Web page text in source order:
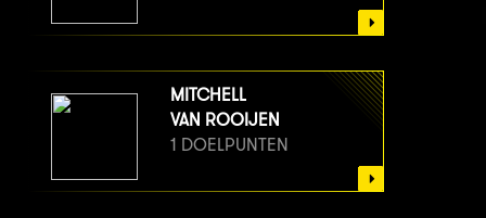
MITCHELL
VAN ROOIJEN
1 DOELPUNTEN